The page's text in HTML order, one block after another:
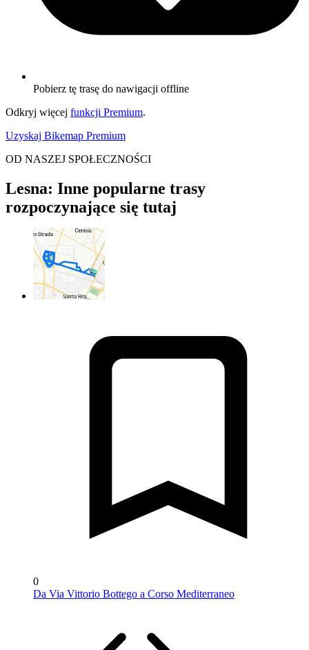
Pobierz tę trasę do nawigacji offline
Odkryj więcej funkcji Premium.
Uzyskaj Bikemap Premium
OD NASZEJ SPOŁECZNOŚCI
Lesna: Inne popularne trasy
rozpoczynające się tutaj
0
Da Via Vittorio Bottego a Corso Mediterraneo